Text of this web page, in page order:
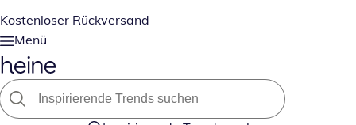
Kostenloser Rückversand
Menü